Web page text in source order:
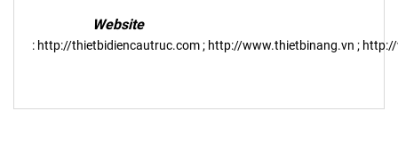
Website
: http://thietbidiencautruc.com; http://www.thietbinang.vn ;